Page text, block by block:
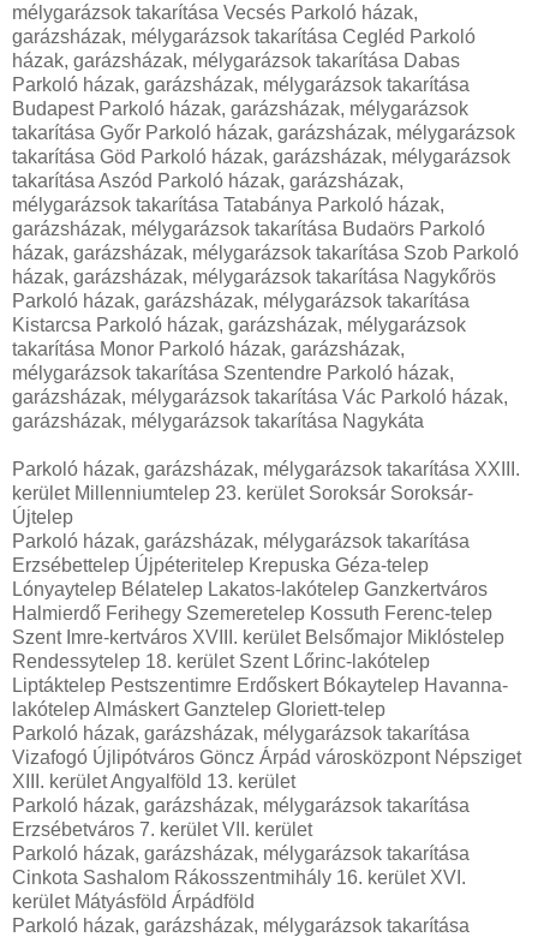
mélygarázsok takarítása Vecsés Parkoló házak,
garázsházak, mélygarázsok takarítása Cegléd Parkoló
házak, garázsházak, mélygarázsok takarítása Dabas
Parkoló házak, garázsházak, mélygarázsok takarítása
Budapest Parkoló házak, garázsházak, mélygarázsok
takarítása Győr Parkoló házak, garázsházak, mélygarázsok
takarítása Göd Parkoló házak, garázsházak, mélygarázsok
takarítása Aszód Parkoló házak, garázsházak,
mélygarázsok takarítása Tatabánya Parkoló házak,
garázsházak, mélygarázsok takarítása Budaörs Parkoló
házak, garázsházak, mélygarázsok takarítása Szob Parkoló
házak, garázsházak, mélygarázsok takarítása Nagykőrös
Parkoló házak, garázsházak, mélygarázsok takarítása
Kistarcsa Parkoló házak, garázsházak, mélygarázsok
takarítása Monor Parkoló házak, garázsházak,
mélygarázsok takarítása Szentendre Parkoló házak,
garázsházak, mélygarázsok takarítása Vác Parkoló házak,
garázsházak, mélygarázsok takarítása Nagykáta
Parkoló házak, garázsházak, mélygarázsok takarítása XXIII.
kerület Millenniumtelep 23. kerület Soroksár Soroksár-
Újtelep
Parkoló házak, garázsházak, mélygarázsok takarítása
Erzsébettelep Újpéteritelep Krepuska Géza-telep
Lónyaytelep Bélatelep Lakatos-lakótelep Ganzkertváros
Halmierdő Ferihegy Szemeretelep Kossuth Ferenc-telep
Szent Imre-kertváros XVIII. kerület Belsőmajor Miklóstelep
Rendessytelep 18. kerület Szent Lőrinc-lakótelep
Liptáktelep Pestszentimre Erdőskert Bókaytelep Havanna-
lakótelep Almáskert Ganztelep Gloriett-telep
Parkoló házak, garázsházak, mélygarázsok takarítása
Vizafogó Újlipótváros Göncz Árpád városközpont Népsziget
XIII. kerület Angyalföld 13. kerület
Parkoló házak, garázsházak, mélygarázsok takarítása
Erzsébetváros 7. kerület VII. kerület
Parkoló házak, garázsházak, mélygarázsok takarítása
Cinkota Sashalom Rákosszentmihály 16. kerület XVI.
kerület Mátyásföld Árpádföld
Parkoló házak, garázsházak, mélygarázsok takarítása